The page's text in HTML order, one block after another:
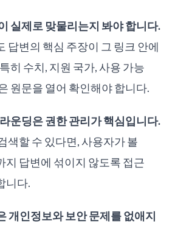
실제로 맞물리는지 봐야 합니다.
답변의 핵심 주장이 그 링크 안에
히 수치, 지원 국가, 사용 가능
원문을 열어 확인해야 합니다.
운딩은 권한 관리가 핵심입니다.
색할 수 있다면, 사용자가 볼
지 답변에 섞이지 않도록 접근
니다.
개인정보와 보안 문제를 없애지